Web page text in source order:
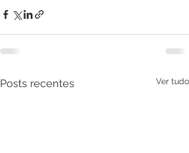
Posts recentes Ver tudo